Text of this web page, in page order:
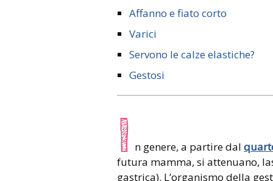
Affanno e fiato corto
Varici
Servono le calze elastiche?
Gestosi
I n genere, a partire dal
futura mamma, si attenuano,
gastrica). L’organismo della